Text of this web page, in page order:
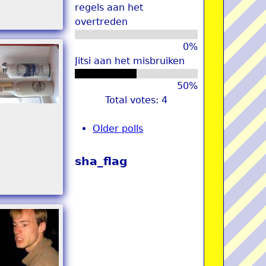
regels aan het
overtreden
0%
Jitsi aan het misbruiken
50%
Total votes: 4
Older polls
sha_flag